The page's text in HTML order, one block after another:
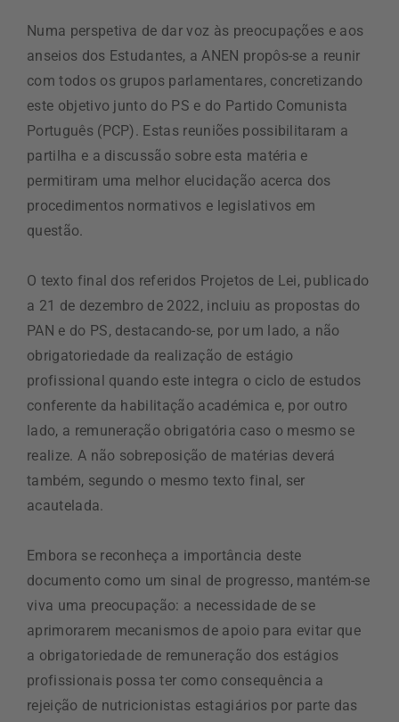
Numa perspetiva de dar voz às preocupações e aos
anseios dos Estudantes, a ANEN propôs-se a reunir
com todos os grupos parlamentares, concretizando
este objetivo junto do PS e do Partido Comunista
Português (PCP). Estas reuniões possibilitaram a
partilha e a discussão sobre esta matéria e
permitiram uma melhor elucidação acerca dos
procedimentos normativos e legislativos em
questão.
O texto final dos referidos Projetos de Lei, publicado
a 21 de dezembro de 2022, incluiu as propostas do
PAN e do PS, destacando-se, por um lado, a não
obrigatoriedade da realização de estágio
profissional quando este integra o ciclo de estudos
conferente da habilitação académica e, por outro
lado, a remuneração obrigatória caso o mesmo se
realize. A não sobreposição de matérias deverá
também, segundo o mesmo texto final, ser
acautelada.
Embora se reconheça a importância deste
documento como um sinal de progresso, mantém-se
viva uma preocupação: a necessidade de se
aprimorarem mecanismos de apoio para evitar que
a obrigatoriedade de remuneração dos estágios
profissionais possa ter como consequência a
rejeição de nutricionistas estagiários por parte das